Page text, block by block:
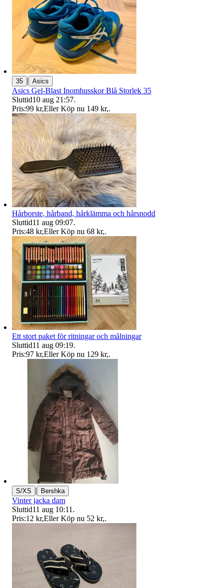
35 | Asics
Asics Gel-Blast Inomhusskor Blå Storlek 35
Sluttid10 aug 21:57.
Pris:99 kr,Eller Köp nu 149 kr,.
Hårborste, hårband, hårklämma och hårsnodd
Sluttid11 aug 09:07.
Pris:48 kr,Eller Köp nu 68 kr,.
Ett stort paket för ritningar och målningar
Sluttid11 aug 09:19.
Pris:97 kr,Eller Köp nu 129 kr,.
S/XS | Bershka
Vinter jacka dam
Sluttid11 aug 10:11 .
Pris:12 kr,Eller Köp nu 52 kr,.